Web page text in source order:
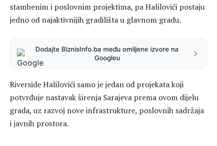
stambenim i poslovnim projektima, pa Halilovići postaju
jedno od najaktivnijih gradilišta u glavnom gradu.
Dodajte BiznisInfo.ba među omiljene izvore na
Googleu
Riverside Halilovići samo je jedan od projekata koji
potvrđuje nastavak širenja Sarajeva prema ovom dijelu
grada, uz razvoj nove infrastrukture, poslovnih sadržaja
i javnih prostora.